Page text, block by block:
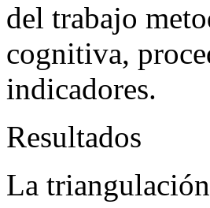
del trabajo
cognitiva,
indicadores.
Resultados
La